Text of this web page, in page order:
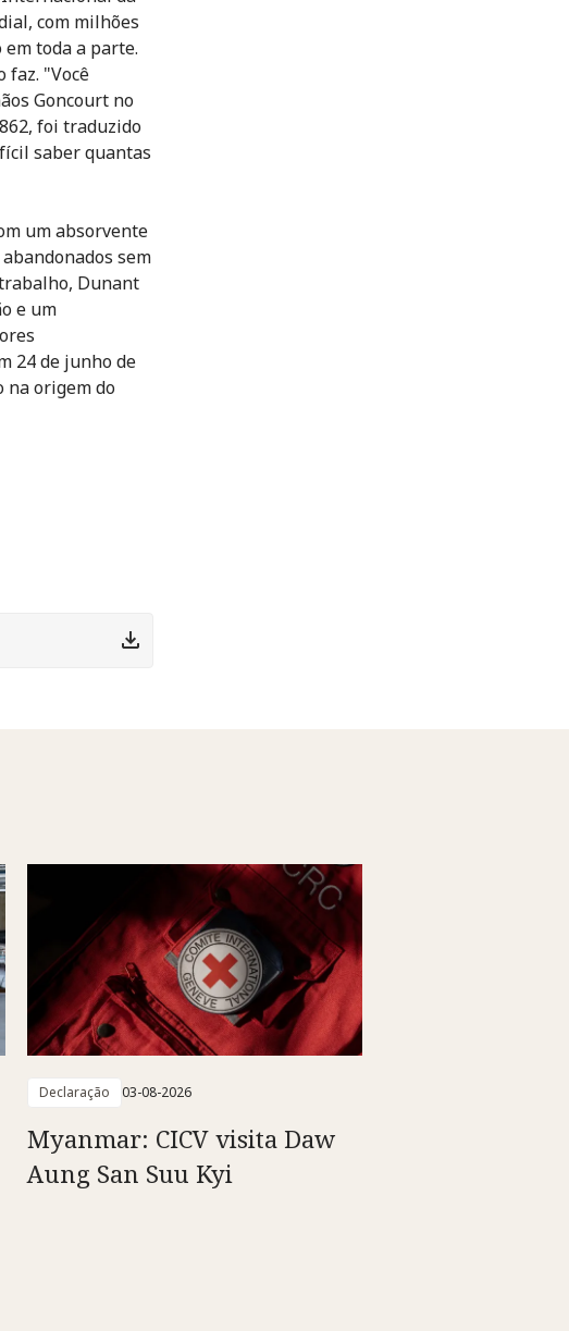
com milhões
toda a parte.
faz. "Você
Goncourt no
foi traduzido
saber quantas
um absorvente
sem
Dunant
e um
24 de junho de
na origem do
Declaração 03-08-2026
Myanmar: CICV visita Daw
Aung San Suu Kyi